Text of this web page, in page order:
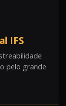
IFS
pelo grande